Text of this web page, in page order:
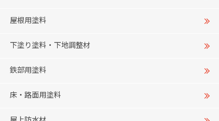
屋根用塗料
下塗り塗料・下地調整材
鉄部用塗料
床・路面用塗料